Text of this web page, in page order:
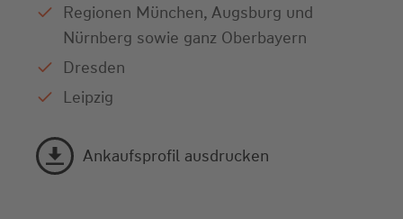
Regionen München, Augsburg und
Nürnberg sowie ganz Oberbayern
Dresden
Leipzig
Ankaufsprofil ausdrucken